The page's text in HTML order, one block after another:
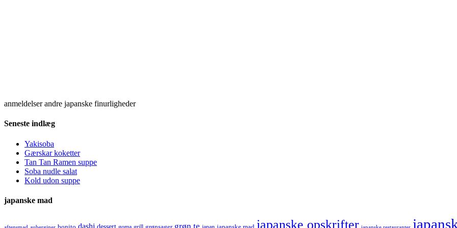
anmeldelser andre japanske finurligheder
Seneste indlæg
Yakisoba
Gærskar koketter
Tan Tan Ramen suppe
Soba nudle salat
Kold udon suppe
japanske mad
japanske opskrifter